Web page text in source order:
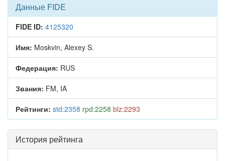
Данные FIDE
FIDE ID: 4125320
Имя: Moskvin, Alexey S.
Федерация: RUS
Звания: FM, IA
Рейтинги: std:2358 rpd:2258 blz:2293
История рейтинга